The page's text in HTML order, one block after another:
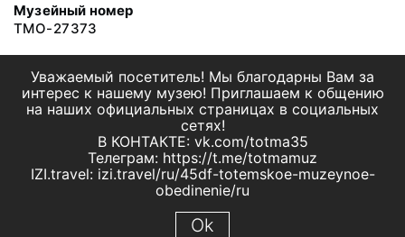
Музейный номер
ТМО-27373
Уважаемый посетитель! Мы благодарны Вам за
интерес к нашему музею! Приглашаем к общению
на наших официальных страницах в социальных
сетях!
В КОНТАКТЕ: vk.com/totma35
Телеграм: https://t.me/totmamuz
IZI.travel: izi.travel/ru/45df-totemskoe-muzeynoe-
obedinenie/ru
Ok